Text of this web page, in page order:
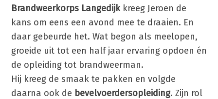
Brandweerkorps Langedijkkreeg Jeroen de
kans om eens een avond mee te draaien. En
daar gebeurde het. Wat begon als meelopen,
groeide uit tot een half jaar ervaring opdoen én
de opleiding tot brandweerman.
Hij kreeg de smaak te pakken en volgde
daarna ook de bevelvoerdersopleiding. Zijn rol